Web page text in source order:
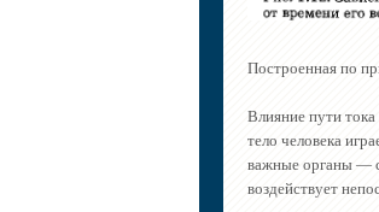
Построенная по
Влияние пути
тело человека
важные органы —
воздействует